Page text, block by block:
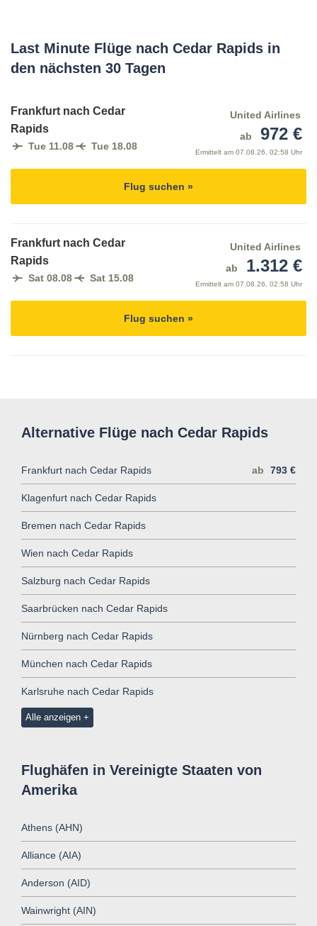
Last Minute Flüge nach Cedar Rapids in
den nächsten 30 Tagen
Frankfurt nach Cedar
Rapids
Tue 11.08 Tue 18.08
United Airlines
ab
972 €
Ermittelt am 07.08.26, 02:58 Uhr
Flug suchen »
Frankfurt nach Cedar
Rapids
Sat 08.08 Sat 15.08
United Airlines
ab
1.312 €
Ermittelt am 07.08.26, 02:58 Uhr
Flug suchen »
Alternative Flüge nach Cedar Rapids
Frankfurt nach Cedar Rapids ab 793 €
Klagenfurt nach Cedar Rapids
Bremen nach Cedar Rapids
Wien nach Cedar Rapids
Salzburg nach Cedar Rapids
Saarbrücken nach Cedar Rapids
Nürnberg nach Cedar Rapids
München nach Cedar Rapids
Karlsruhe nach Cedar Rapids
Alle anzeigen
Flughäfen in Vereinigte Staaten von
Amerika
Athens (AHN)
Alliance (AIA)
Anderson (AID)
Wainwright (AIN)